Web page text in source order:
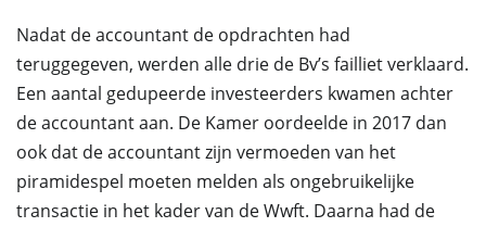
Nadat de accountant de opdrachten had
teruggegeven, werden alle drie de Bv’s failliet verklaard.
Een aantal gedupeerde investeerders kwamen achter
de accountant aan. De Kamer oordeelde in 2017 dan
ook dat de accountant zijn vermoeden van het
piramidespel moeten melden als ongebruikelijke
transactie in het kader van de Wwft. Daarna had de